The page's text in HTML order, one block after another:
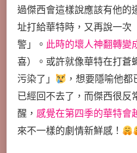
過傑西會這樣說應該有他的
址打給華特時，又再說一次
警」。 此時的壞人神翻轉變
喜）。或許就像華特在打蒼
污染了」
，想要隱喻他
已經回不去了，而傑西很反
醒， 感覺在第四季的華特會
來不一樣的劇情新鮮感！